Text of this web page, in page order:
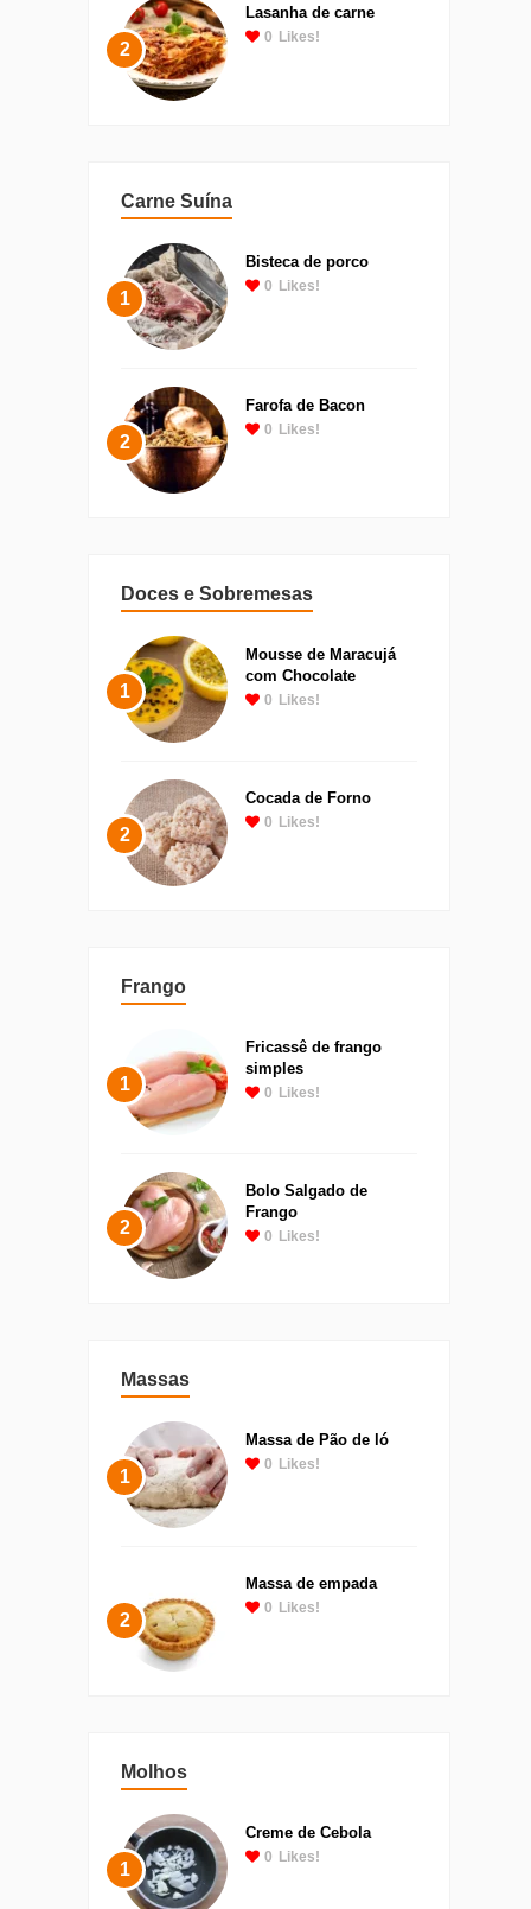
2
Lasanha de carne
0 Likes!
Carne Suína
1
Bisteca de porco
0 Likes!
2
Farofa de Bacon
0 Likes!
Doces e Sobremesas
1
Mousse de Maracujá
com Chocolate
0 Likes!
2
Cocada de Forno
0 Likes!
Frango
1
Fricassê de frango
simples
0 Likes!
2
Bolo Salgado de
Frango
0 Likes!
Massas
1
Massa de Pão de ló
0 Likes!
2
Massa de empada
0 Likes!
Molhos
1
Creme de Cebola
0 Likes!